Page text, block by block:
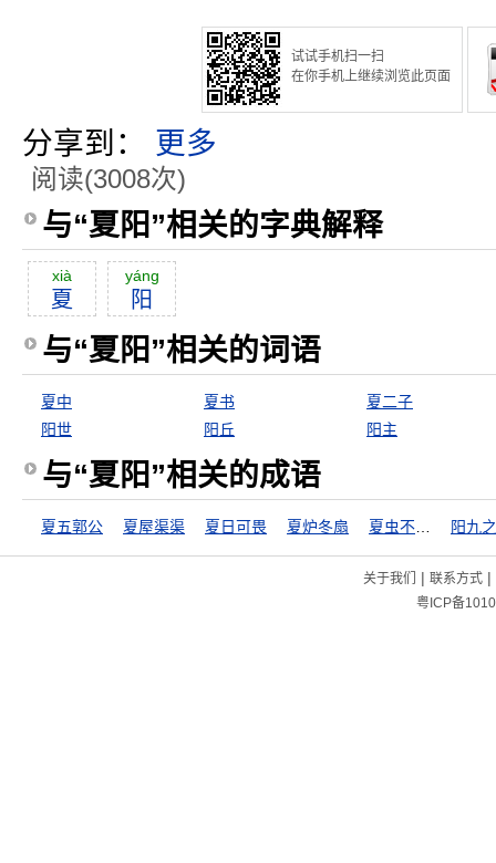
试试手机扫一扫
在你手机上继续浏览此页面
分享到： 更多
阅读(3008次)
与“夏阳”相关的字典解释
xià
夏
yáng
阳
与“夏阳”相关的词语
夏中 夏书
夏二子
阳世
阳丘 阳主
与“夏阳”相关的成语
夏五郭公 夏屋渠渠 夏日可畏 夏炉冬扇 阳九
关于我们 | 联系方式|
粤ICP备